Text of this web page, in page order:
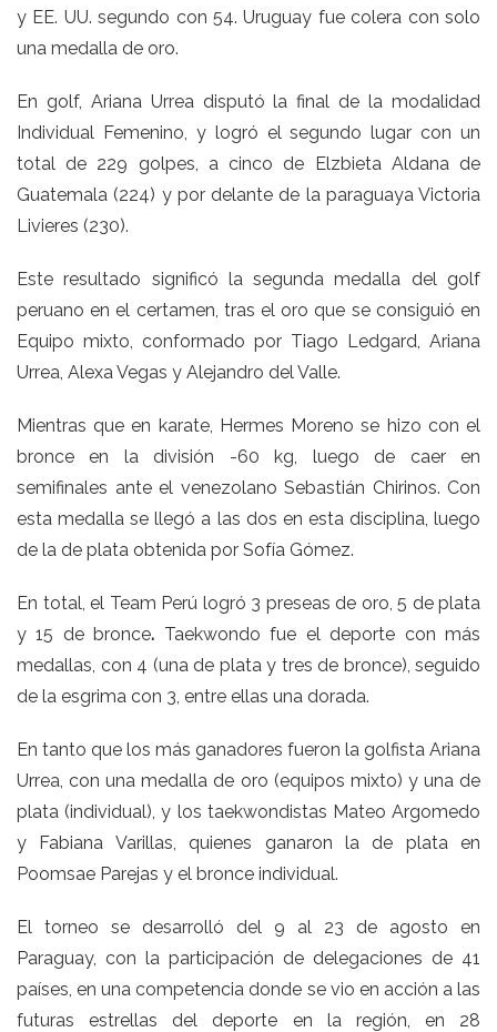
y EE. UU. segundo con 54. Uruguay fue colera con solo
una medalla de oro.
En golf, Ariana Urrea disputó la final de la modalidad
Individual Femenino, y logró el segundo lugar con un
total de 229 golpes, a cinco de Elzbieta Aldana de
Guatemala (224) y por delante de la paraguaya Victoria
Livieres (230).
Este resultado significó la segunda medalla del golf
peruano en el certamen, tras el oro que se consiguió en
Equipo mixto, conformado por Tiago Ledgard, Ariana
Urrea, Alexa Vegas y Alejandro del Valle.
Mientras que en karate, Hermes Moreno se hizo con el
bronce en la división -60 kg, luego de caer en
semifinales ante el venezolano Sebastián Chirinos. Con
esta medalla se llegó a las dos en esta disciplina, luego
de la de plata obtenida por Sofía Gómez.
En total, el Team Perú logró 3 preseas de oro, 5 de plata
y 15 de bronce. Taekwondo fue el deporte con más
medallas, con 4 (una de plata y tres de bronce), seguido
de la esgrima con 3, entre ellas una dorada.
En tanto que los más ganadores fueron la golfista Ariana
Urrea, con una medalla de oro (equipos mixto) y una de
plata (individual), y los taekwondistas Mateo Argomedo
y Fabiana Varillas, quienes ganaron la de plata en
Poomsae Parejas y el bronce individual.
El torneo se desarrolló del 9 al 23 de agosto en
Paraguay, con la participación de delegaciones de 41
países, en una competencia donde se vio en acción a las
futuras estrellas del deporte en la región, en 28